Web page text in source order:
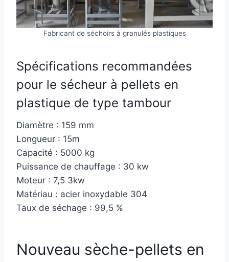
Fabricant de séchoirs à granulés plastiques
Spécifications recommandées
pour le sécheur à pellets en
plastique de type tambour
Diamètre : 159 mm
Longueur : 15m
Capacité : 5000 kg
Puissance de chauffage : 30 kw
Moteur : 7,5 3kw
Matériau : acier inoxydable 304
Taux de séchage : 99,5 %
Nouveau sèche-pellets en